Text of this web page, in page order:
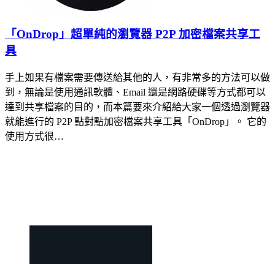
「OnDrop」超單純的瀏覽器 P2P 加密檔案共享工
具
手上如果有檔案需要傳送給其他的人，有非常多的方法可以做
到，無論是使用通訊軟體、Email 還是網路硬碟等方式都可以
達到共享檔案的目的，而本篇要來介紹給大家一個透過瀏覽器
就能進行的 P2P 點對點加密檔案共享工具「OnDrop」。 它的
使用方式很…